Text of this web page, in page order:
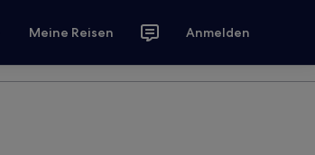
Meine Reisen Anmelden